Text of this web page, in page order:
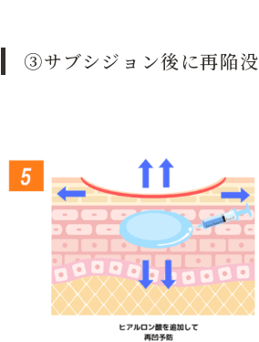
③サブシジョン後に再陥没